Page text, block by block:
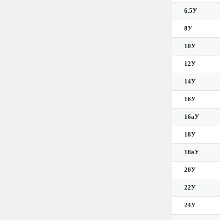
6.5У
8У
10У
12У
14У
16У
16аУ
18У
18аУ
20У
22У
24У